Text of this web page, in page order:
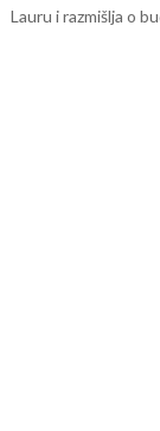
Lauru i razmišlja o